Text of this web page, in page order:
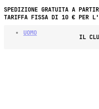
SPEDIZIONE GRATUITA A
TARIFFA FISSA DI 10 € PER
UOMO
IL